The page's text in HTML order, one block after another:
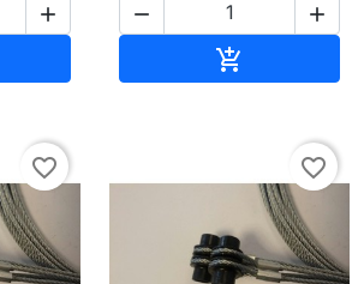
  

favorite_border favorite_border